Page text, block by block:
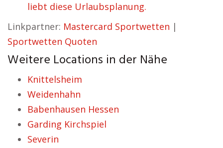
liebt diese Urlaubsplanung.
Linkpartner: Mastercard Sportwetten |
Sportwetten Quoten
Weitere Locations in der Nähe
Knittelsheim
Weidenhahn
Babenhausen Hessen
Garding Kirchspiel
Severin